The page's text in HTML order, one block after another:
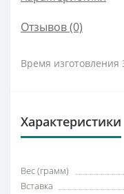
Отзывов (0)
Время изготовления
Характеристики
Вес (грамм)
Вставка